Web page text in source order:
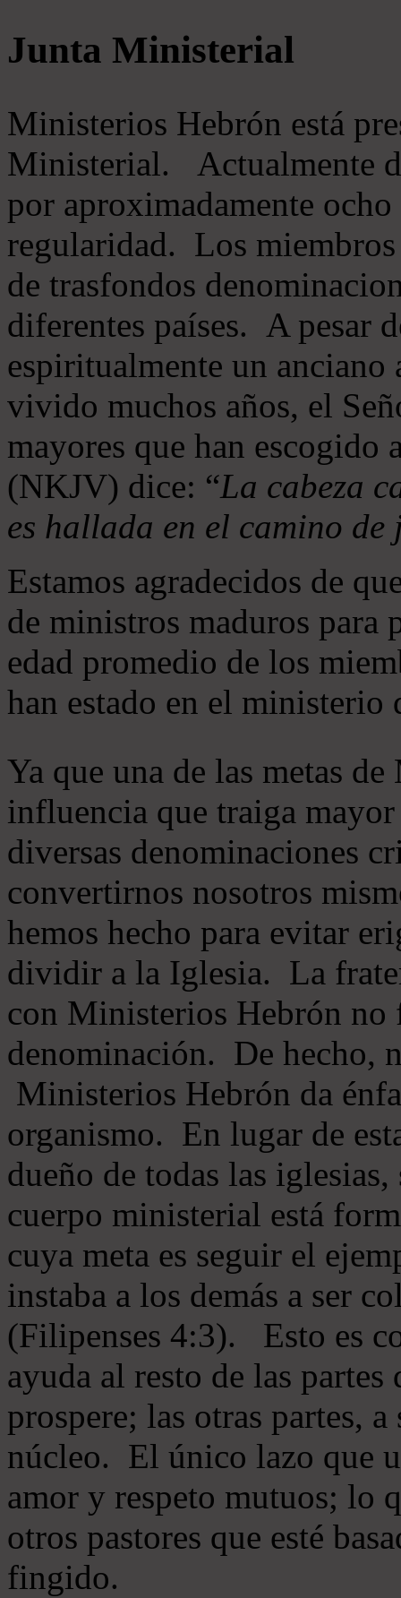
Junta Ministerial
Ministerios Hebrón está
Ministerial. Actualmente
por aproximadamente
regularidad. Los
de trasfondos
diferentes países. A pesar
espiritualmente un
vivido muchos años, el
mayores que han
(NKJV) dice: “La cabeza
es hallada en el camino de
Estamos agradecidos de
de ministros maduros
edad promedio de los
han estado en el ministerio
Ya que una de las metas
influencia que traiga
diversas denominaciones
convertirnos nosotros
hemos hecho para evitar
dividir a la Iglesia. La
con Ministerios Hebrón no
denominación. De hecho,
Ministerios Hebrón da
organismo. En lugar de
dueño de todas las
cuerpo ministerial está
cuya meta es seguir el
instaba a los demás a ser
(Filipenses 4:3). Esto es
ayuda al resto de las
prospere; las otras partes,
núcleo. El único lazo que
amor y respeto mutuos; lo
otros pastores que esté
fingido.